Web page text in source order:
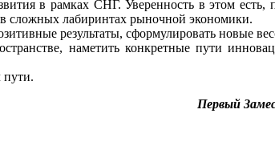
в рамках СНГ. Уверенность в этом
сложных лабиринтах рыночной экономики.
результаты, сформулировать новые
наметить конкретные пути
Первый